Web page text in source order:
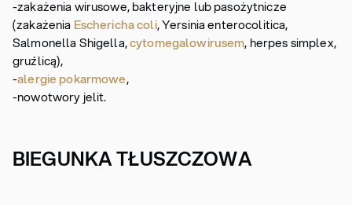
-zakażenia wirusowe, bakteryjne lub pasożytnicze
(zakażenia Eschericha coli, Yersinia enterocolitica,
Salmonella Shigella,cytomegalowirusem, herpes simplex,
gruźlicą),
-alergie pokarmowe,
-nowotwory jelit.
BIEGUNKA TŁUSZCZOWA